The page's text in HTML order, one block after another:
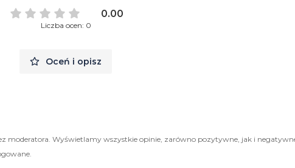
0.00
Liczba ocen: 0
Oceń i opisz
moderatora. Wyświetlamy wszystkie opinie, zarówno pozytywne, jak i